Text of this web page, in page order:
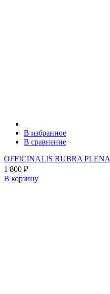
В избранное
В сравнение
OFFICINALIS RUBRA PLENA
1 800 ₽
В корзину